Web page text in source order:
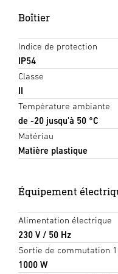
Boîtier
Indice de protection
IP54
Classe
II
Température ambiante
de -20 jusqu'à 50 °C
Matériau
Matière plastique
Équipement
Alimentation électrique
230 V / 50 Hz
Sortie de commutation
1000 W